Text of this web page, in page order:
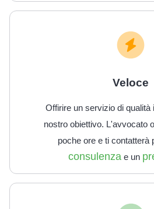
Veloce
Offirire un servizio di qualità
nostro obiettivo. L'avvocato
poche ore e ti contatterà
consulenza e un